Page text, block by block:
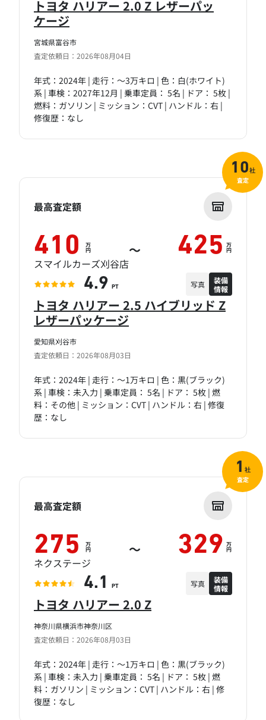
宮城県富谷市
査定依頼日：2026年08月04日
トヨタ ハリアー 2.0 Z レザーパッ
ケージ
年式：2024年 | 走行：～3万キロ | 色：白(ホワイト)
系 | 車検：2027年12月 | 乗車定員： 5名 | ドア： 5枚 |
燃料：ガソリン | ミッション：CVT | ハンドル：右 |
修復歴：なし
愛知県刈谷市
査定依頼日：2026年08月03日
トヨタ ハリアー 2.5 ハイブリッド Z
レザーパッケージ
年式：2024年 | 走行：～1万キロ | 色：黒(ブラック)
系 | 車検：未入力 | 乗車定員： 5名 | ドア： 5枚 | 燃
料：その他 | ミッション：CVT | ハンドル：右 | 修復
歴：なし
最高査定額
410 万
円 ～ 425 万
円
スマイルカーズ刈谷店
4.9 PT 写真
装備
情報
10社
査定
神奈川県横浜市神奈川区
査定依頼日：2026年08月03日
トヨタ ハリアー 2.0 Z
年式：2024年 | 走行：～1万キロ | 色：黒(ブラック)
系 | 車検：未入力 | 乗車定員： 5名 | ドア： 5枚 | 燃
料：ガソリン | ミッション：CVT | ハンドル：右 | 修
復歴：なし
最高査定額
275 万
円 ～ 329 万
円
ネクステージ
4.1 PT 写真
装備
情報
1 社
査定